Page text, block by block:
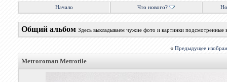
Начало Что нового?
Общий альбом Здесь выкладываем чужие фото и картинки подсмотренные
« Предыдущее
Metroroman Metrotile